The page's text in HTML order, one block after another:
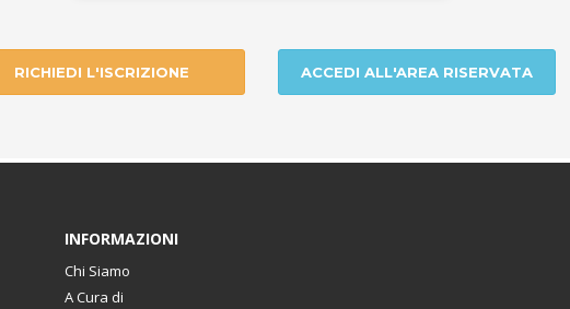
RICHIEDI L'ISCRIZIONE ACCEDI ALL'AREA RISERVATA
INFORMAZIONI
Chi Siamo
A Cura di